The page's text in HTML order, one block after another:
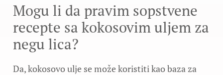
Mogu li da pravim sopstvene
recepte sa kokosovim uljem za
negu lica?
Da, kokosovo ulje se može koristiti kao baza za